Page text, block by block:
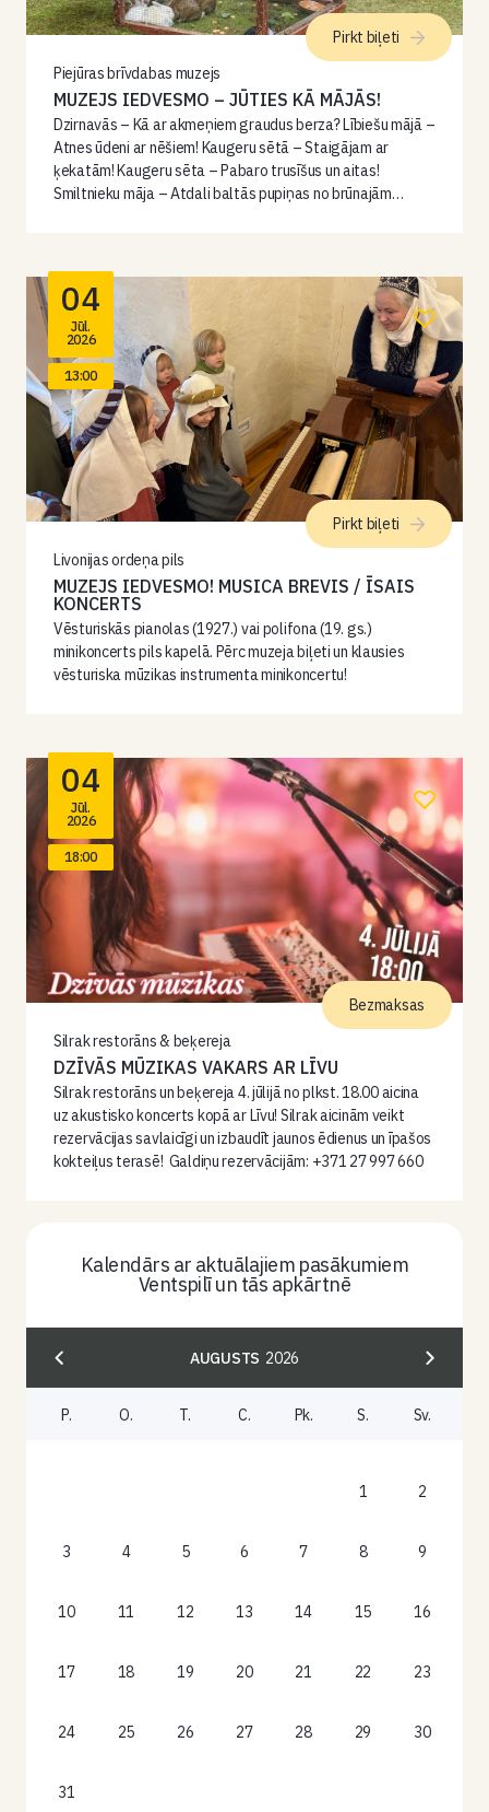
Piejūras brīvdabas muzejs
MUZEJS IEDVESMO – JŪTIES KĀ MĀJĀS!
Dzirnavās – Kā ar akmeņiem graudus berza? Lībiešu mājā –
Atnes ūdeni ar nēšiem! Kaugeru sētā – Staigājam ar
ķekatām! Kaugeru sēta – Pabaro trusīšus un aitas!
Smiltnieku māja – Atdali baltās pupiņas no brūnajām…
Pirkt biļeti
04
Jūl.
2026
13:00
Livonijas ordeņa pils
MUZEJS IEDVESMO! MUSICA BREVIS / ĪSAIS
KONCERTS
Vēsturiskās pianolas (1927.) vai polifona (19. gs.)
minikoncerts pils kapelā. Pērc muzeja biļeti un klausies
vēsturiska mūzikas instrumenta minikoncertu!
Pirkt biļeti
04
Jūl.
2026
18:00
Silrak restorāns & beķereja
DZĪVĀS MŪZIKAS VAKARS AR LĪVU
Silrak restorāns un beķereja 4. jūlijā no plkst. 18.00 aicina
uz akustisko koncerts kopā ar Līvu! Silrak aicinām veikt
rezervācijas savlaicīgi un izbaudīt jaunos ēdienus un īpašos
kokteiļus terasē! Galdiņu rezervācijām: +371 27 997 660
Bezmaksas
Kalendārs ar aktuālajiem pasākumiem
Ventspilī un tās apkārtnē
AUGUSTS 2026
P. O. T. C. Pk. S. Sv.
1 2
3 4 5 6 7 8 9
10 11 12 13 14 15 16
17 18 19 20 21 22 23
24 25 26 27 28 29 30
31